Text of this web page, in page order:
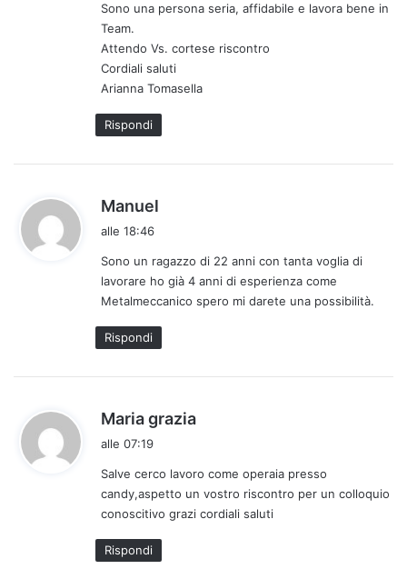
o
Sono una persona seria, affidabile e lavora bene in
Team.
Attendo Vs. cortese riscontro
Cordiali saluti
Arianna Tomasella
Rispondi
Manuel
e
t
t
o
:
alle 18:46
Sono un ragazzo di 22 anni con tanta voglia di
lavorare ho già 4 anni di esperienza come
Metalmeccanico spero mi darete una possibilità.
Rispondi
Maria grazia
e
t
t
alle 07:19
Salve cerco lavoro come operaia presso
candy,aspetto un vostro riscontro per un colloquio
conoscitivo grazi cordiali saluti
Rispondi